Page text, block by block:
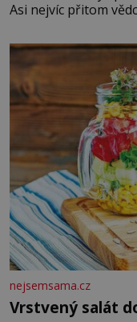
Asi nejvíc přitom
blonďaté vlásky. Fakt, že jsou těla dávných lidí nesmírně
dobře zachovalá,
podmínkám. Sucho,
nejsemsama.cz
Vrstvený salát